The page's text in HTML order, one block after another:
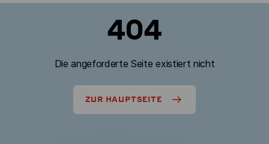
404
Die angeforderte Seite existiert nicht
ZUR HAUPTSEITE